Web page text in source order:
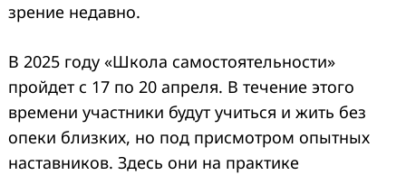
зрение недавно.
В 2025 году «Школа самостоятельности»
пройдет с 17 по 20 апреля. В течение этого
времени участники будут учиться и жить без
опеки близких, но под присмотром опытных
наставников. Здесь они на практике